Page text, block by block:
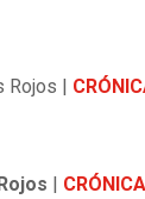
Rojos |
| CRÓNICA